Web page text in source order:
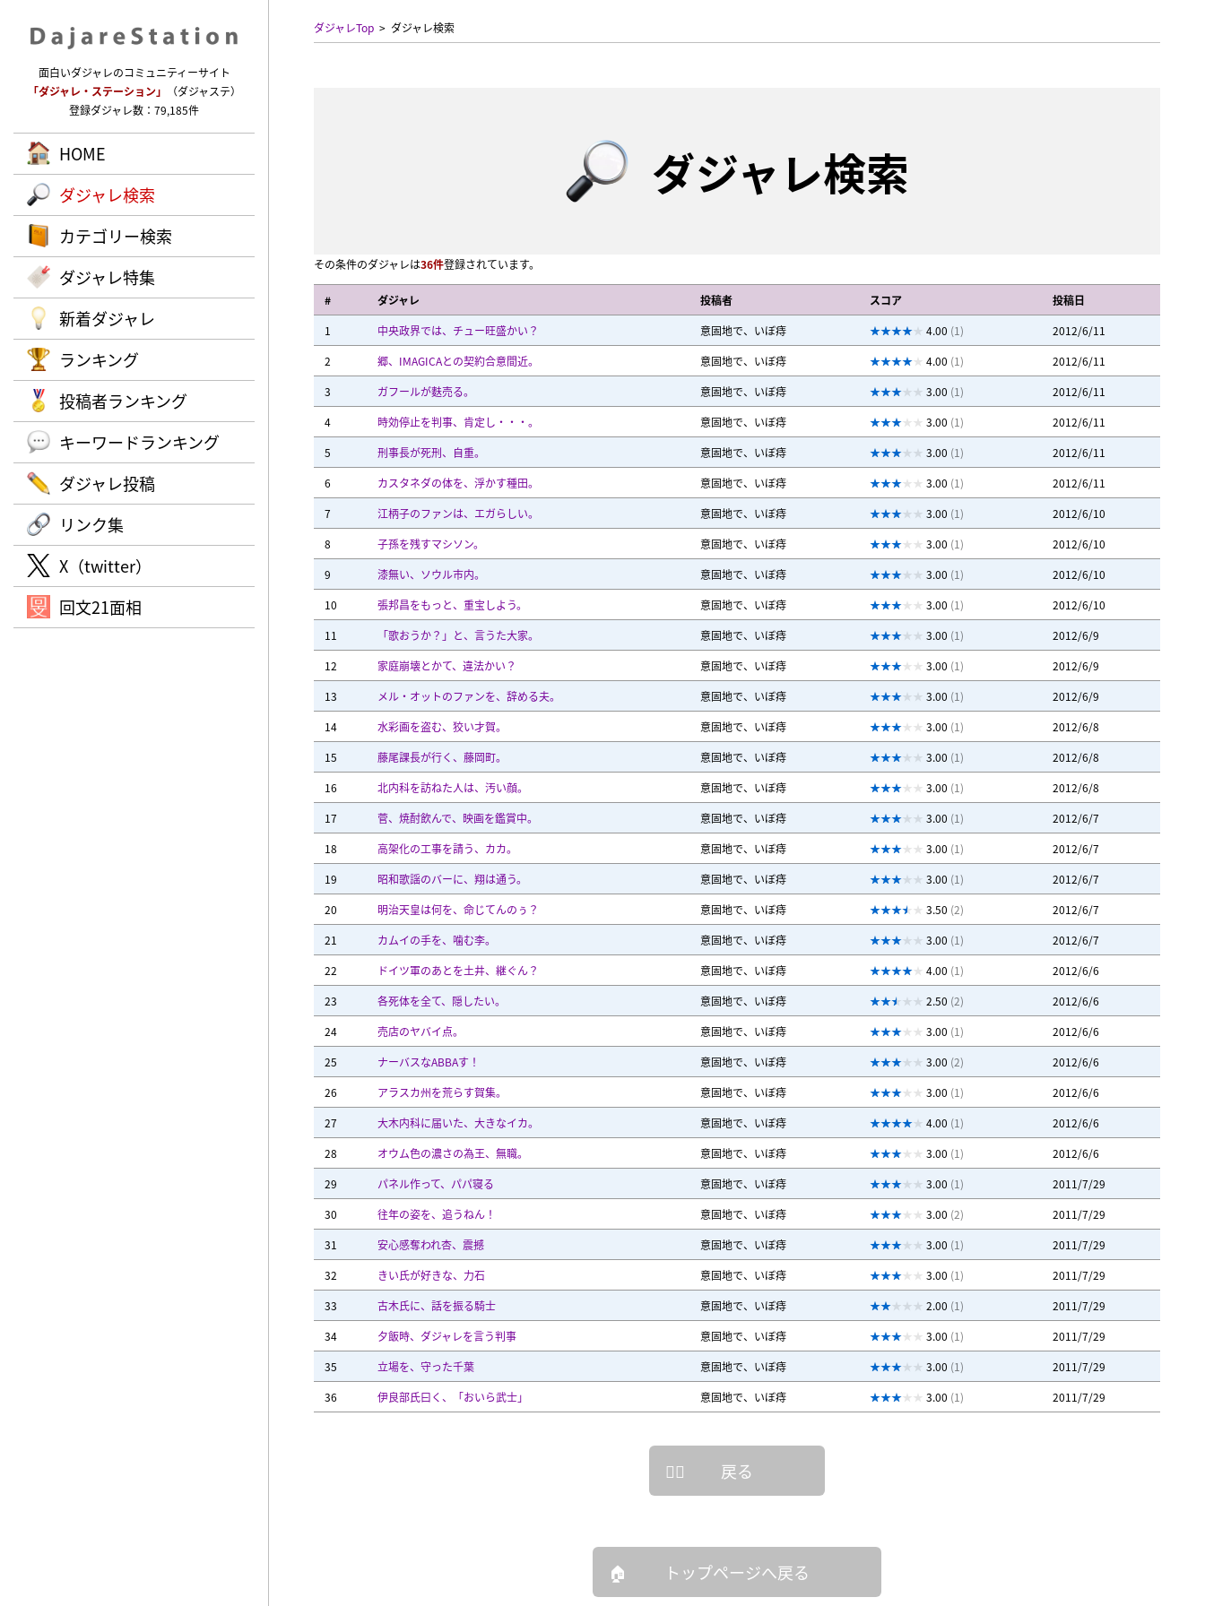
面白いダジャレのコミュニティーサイト
「ダジャレ・ステーション」
（ダジャステ）
登録ダジャレ数：79,185件
HOME
ダジャレ検索
カテゴリー検索
ダジャレ特集
新着ダジャレ
ランキング
投稿者ランキング
キーワードランキング
ダジャレ投稿
リンク集
X（twitter）
回文21面相
ダジャレTop ダジャレ検索
ダジャレ検索
その条件のダジャレは36件登録されています。
# ダジャレ 投稿者 スコア
投稿日
1
中央政界では、チュー旺盛かい？ 意固地で、いぼ痔 4.00 (1)
2012/6/11
2
郷、IMAGICAとの契約合意間近。 意固地で、いぼ痔 4.00 (1)
2012/6/11
3
ガフールが麩売る。 意固地で、いぼ痔 3.00 (1)
2012/6/11
4
時効停止を判事、肯定し・・・。 意固地で、いぼ痔 3.00 (1)
2012/6/11
5
刑事長が死刑、自重。 意固地で、いぼ痔 3.00 (1)
2012/6/11
6
カスタネダの体を、浮かす種田。 意固地で、いぼ痔 3.00 (1)
2012/6/11
7
江柄子のファンは、エガらしい。 意固地で、いぼ痔 3.00 (1)
2012/6/10
8
子孫を残すマシソン。 意固地で、いぼ痔 3.00 (1)
2012/6/10
9
漆無い、ソウル市内。 意固地で、いぼ痔 3.00 (1)
2012/6/10
10
張邦昌をもっと、重宝しよう。 意固地で、いぼ痔 3.00 (1)
2012/6/10
11
「歌おうか？」と、言うた大家。 意固地で、いぼ痔 3.00 (1)
2012/6/9
12
家庭崩壊とかて、違法かい？ 意固地で、いぼ痔 3.00 (1)
2012/6/9
13
メル・オットのファンを、辞める夫。 意固地で、いぼ痔 3.00 (1)
2012/6/9
14
水彩画を盗む、狡い才賀。 意固地で、いぼ痔 3.00 (1)
2012/6/8
15
藤尾課長が行く、藤岡町。 意固地で、いぼ痔 3.00 (1)
2012/6/8
16
北内科を訪ねた人は、汚い顔。 意固地で、いぼ痔 3.00 (1)
2012/6/8
17
菅、焼酎飲んで、映画を鑑賞中。 意固地で、いぼ痔 3.00 (1)
2012/6/7
18
高架化の工事を請う、カカ。 意固地で、いぼ痔 3.00 (1)
2012/6/7
19
昭和歌謡のバーに、翔は通う。 意固地で、いぼ痔 3.00 (1)
2012/6/7
20
明治天皇は何を、命じてんのぅ？ 意固地で、いぼ痔 3.50 (2)
2012/6/7
21
カムイの手を、噛む李。 意固地で、いぼ痔 3.00 (1)
2012/6/7
22
ドイツ軍のあとを土井、継ぐん？ 意固地で、いぼ痔 4.00 (1)
2012/6/6
23
各死体を全て、隠したい。 意固地で、いぼ痔 2.50 (2)
2012/6/6
24
売店のヤバイ点。 意固地で、いぼ痔 3.00 (1)
2012/6/6
25
ナーバスなABBAす！ 意固地で、いぼ痔 3.00 (2)
2012/6/6
26
アラスカ州を荒らす賀集。 意固地で、いぼ痔 3.00 (1)
2012/6/6
27
大木内科に届いた、大きなイカ。 意固地で、いぼ痔 4.00 (1)
2012/6/6
28
オウム色の濃さの為王、無職。 意固地で、いぼ痔 3.00 (1)
2012/6/6
29
パネル作って、パパ寝る 意固地で、いぼ痔 3.00 (1)
2011/7/29
30
往年の姿を、追うねん！ 意固地で、いぼ痔 3.00 (2)
2011/7/29
31
安心感奪われ杏、震撼 意固地で、いぼ痔 3.00 (1)
2011/7/29
32
きい氏が好きな、力石 意固地で、いぼ痔 3.00 (1)
2011/7/29
33
古木氏に、話を振る騎士 意固地で、いぼ痔 2.00 (1)
2011/7/29
34
夕飯時、ダジャレを言う判事 意固地で、いぼ痔 3.00 (1)
2011/7/29
35
立場を、守った千葉 意固地で、いぼ痔 3.00 (1)
2011/7/29
36
伊良部氏曰く、「おいら武士」 意固地で、いぼ痔 3.00 (1) 2011/7/29
戻る
トップページへ戻る